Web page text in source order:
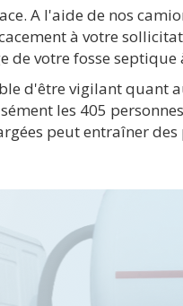
A l'aide de nos
à votre
votre fosse septique
d'être vigilant quant
les 405
peut entraîner